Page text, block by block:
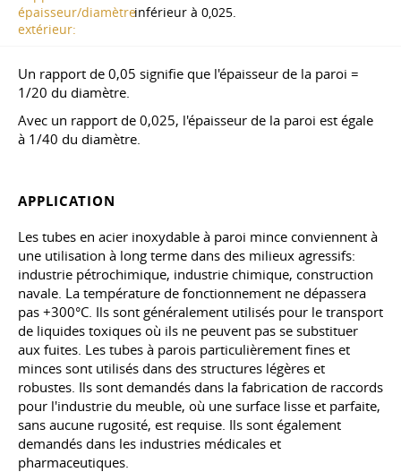
épaisseur/diamètre
extérieur:
inférieur à 0,025.
Un rapport de 0,05 signifie que l'épaisseur de la paroi =
1/20 du diamètre.
Avec un rapport de 0,025, l'épaisseur de la paroi est égale
à 1/40 du diamètre.
APPLICATION
Les tubes en acier inoxydable à paroi mince conviennent à
une utilisation à long terme dans des milieux agressifs:
industrie pétrochimique, industrie chimique, construction
navale. La température de fonctionnement ne dépassera
pas +300°C. Ils sont généralement utilisés pour le transport
de liquides toxiques où ils ne peuvent pas se substituer
aux fuites. Les tubes à parois particulièrement fines et
minces sont utilisés dans des structures légères et
robustes. Ils sont demandés dans la fabrication de raccords
pour l'industrie du meuble, où une surface lisse et parfaite,
sans aucune rugosité, est requise. Ils sont également
demandés dans les industries médicales et
pharmaceutiques.